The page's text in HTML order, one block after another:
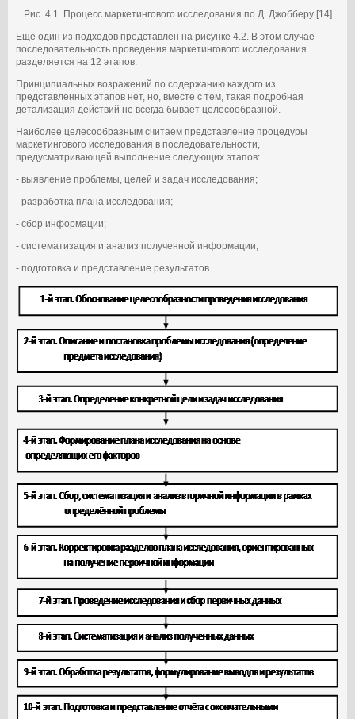
Рис. 4.1. Процесс маркетингового исследования по Д. Джобберу [14]
Ещё один из подходов представлен на рисунке 4.2. В этом случае
последовательность проведения маркетингового исследования
разделяется на 12 этапов.
Принципиальных возражений по содержанию каждого из
представленных этапов нет, но, вместе с тем, такая подробная
детализация действий не всегда бывает целесообразной.
Наиболее целесообразным считаем представление процедуры
маркетингового исследования в последовательности,
предусматривающей выполнение следующих этапов:
- выявление проблемы, целей и задач исследования;
- разработка плана исследования;
- сбор информации;
- систематизация и анализ полученной информации;
- подготовка и представление результатов.